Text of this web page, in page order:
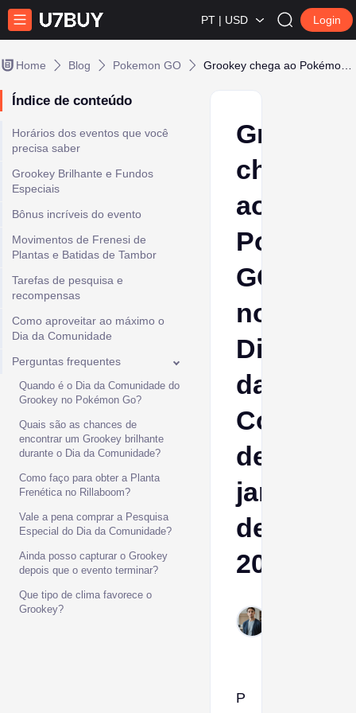
PT | USD Login
Home Blog Pokemon GO
Índice de conteúdo
Horários dos eventos que você
precisa saber
Grookey Brilhante e Fundos
Especiais
Bônus incríveis do evento
Movimentos de Frenesi de
Plantas e Batidas de Tambor
Tarefas de pesquisa e
recompensas
Como aproveitar ao máximo o
Dia da Comunidade
Perguntas frequentes
Quando é o Dia da Comunidade do
Grookey no Pokémon Go?
Quais são as chances de
encontrar um Grookey brilhante
durante o Dia da Comunidade?
Como faço para obter a Planta
Frenética no Rillaboom?
Vale a pena comprar a Pesquisa
Especial do Dia da Comunidade?
Ainda posso capturar o Grookey
depois que o evento terminar?
Que tipo de clima favorece o
Grookey?
Grookey
chega
ao
GO
no
Dia
da
de
janeiro
de
2026
P